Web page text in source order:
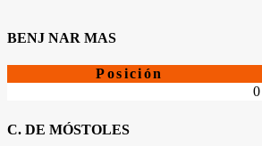
BENJ NAR MAS
Posición
0
C. DE MÓSTOLES